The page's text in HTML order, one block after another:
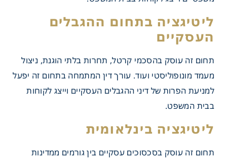
ליטיגציה בתחום ההגבלים
העסקיים
תחום זה עוסק בהסכמי קרטל, תחרות בלתי הוגנת, ניצול
מעמד מונופוליסטי ועוד. עורך דין המתמחה בתחום זה יפעל
למניעת הפרות של דיני ההגבלים העסקיים וייצג לקוחות
בבית המשפט.
ליטיגציה בינלאומית
תחום זה עוסק בסכסוכים עסקיים בין גורמים ממדינות